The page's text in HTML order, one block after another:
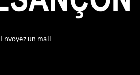
Envoyez un mail